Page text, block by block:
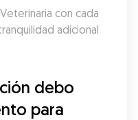
con cada
adicional
debo
para